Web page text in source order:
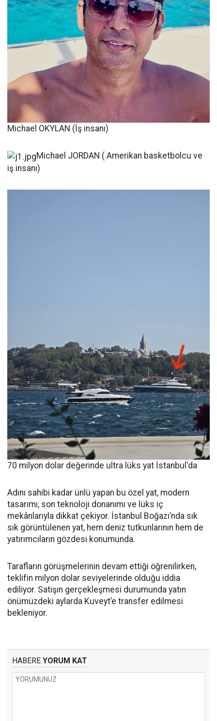
Michael OKYLAN (İş insanı)
Michael JORDAN ( Amerikan basketbolcu ve
iş insanı)
70 milyon dolar değerinde ultra lüks yat İstanbul'da
Adını sahibi kadar ünlü yapan bu özel yat, modern
tasarımı, son teknoloji donanımı ve lüks iç
mekânlarıyla dikkat çekiyor. İstanbul Boğazı’nda sık
sık görüntülenen yat, hem deniz tutkunlarının hem de
yatırımcıların gözdesi konumunda.
Tarafların görüşmelerinin devam ettiği öğrenilirken,
teklifin milyon dolar seviyelerinde olduğu iddia
ediliyor. Satışın gerçekleşmesi durumunda yatın
önümüzdeki aylarda Kuveyt’e transfer edilmesi
bekleniyor.
HABERE YORUM KAT